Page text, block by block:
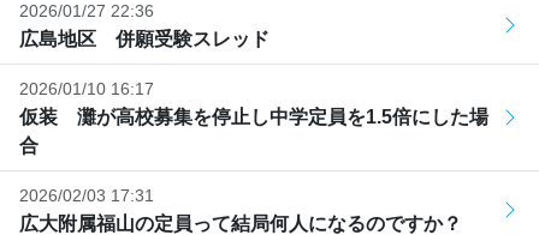
2026/01/27 22:36
広島地区 併願受験スレッド
2026/01/10 16:17
仮装 灘が高校募集を停止し中学定員を1.5倍にした場
合
2026/02/03 17:31
広大附属福山の定員って結局何人になるのですか？